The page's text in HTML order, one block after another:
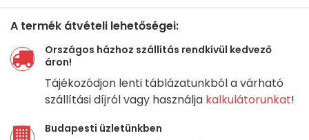
A termék átvételi lehetőségei:
Országos házhoz szállítás rendkívül kedvező
áron!
Tájékozódjon lenti táblázatunkból a várható
szállítási díjról vagy használja kalkulátorunkat!
Budapesti üzletünkben